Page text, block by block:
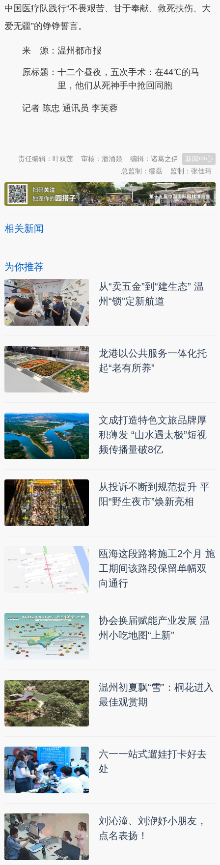
中国医疗队践行“不畏艰苦、甘于奉献、救死扶伤、大
爱无疆”的铮铮誓言。
来 源：温州都市报
原标题： 十二个昼夜，五次手术：在44℃的马
里，他们从死神手中抢回同胞
记者 陈忠 通讯员 李芙蓉
新闻中心
编辑：诸葛之伊
审核：潘涌燚
责任编辑：叶双莲
监制：张佳玮
总监制：缪磊
相关新闻
为你推荐
从“卖五金”到“建生态” 温
州“锁”定新航道
龙港以公共服务一体化托
起“老有所养”
文成打造特色文旅品牌厚
积薄发 “山水遇太极”短视
频传播量破8亿
从投诉不断到规范提升 平
阳“野生夜市”焕新亮相
瓯海这段路将施工2个月 施
工期间该路段保留单幅双
向通行
协会换届赋能产业发展 温
州小吃地图“上新”
温州初夏飘“雪”：桐花进入
最佳观赏期
六一一站式遛娃打卡好去
处
刘沁潼、刘洢妤小朋友，
点名表扬！